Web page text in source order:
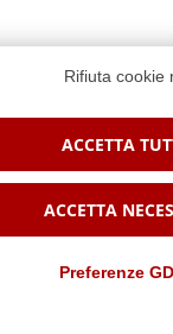
Rifiuta cookie
ACCETTA
ACCETTA
Preferenze